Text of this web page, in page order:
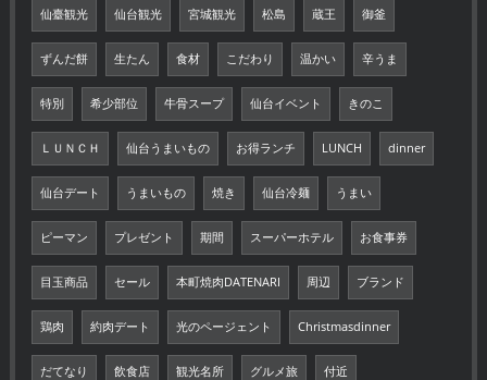
仙臺観光 仙台観光 宮城観光 松島 蔵王 御釜
ずんだ餅 生たん 食材 こだわり 温かい 辛うま
特別 希少部位 牛骨スープ 仙台イベント きのこ
ＬＵＮＣＨ 仙台うまいもの お得ランチ LUNCH dinner
仙台デート うまいもの 焼き 仙台冷麺 うまい
ピーマン プレゼント 期間 スーパーホテル お食事券
目玉商品 セール 本町焼肉DATENARI 周辺 ブランド
鶏肉 約肉デート 光のページェント Christmasdinner
だてなり 飲食店 観光名所 グルメ旅 付近